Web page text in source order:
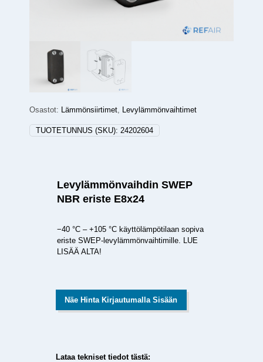
Osastot: Lämmönsiirtimet, Levylämmönvaihtimet
TUOTETUNNUS (SKU): 24202604
Levylämmönvaihdin SWEP
NBR eriste E8x24
−40 °C – +105 °C käyttölämpötilaan sopiva
eriste SWEP-levylämmönvaihtimille. LUE
LISÄÄ ALTA!
Näe Hinta Kirjautumalla Sisään
Lataa tekniset tiedot tästä: